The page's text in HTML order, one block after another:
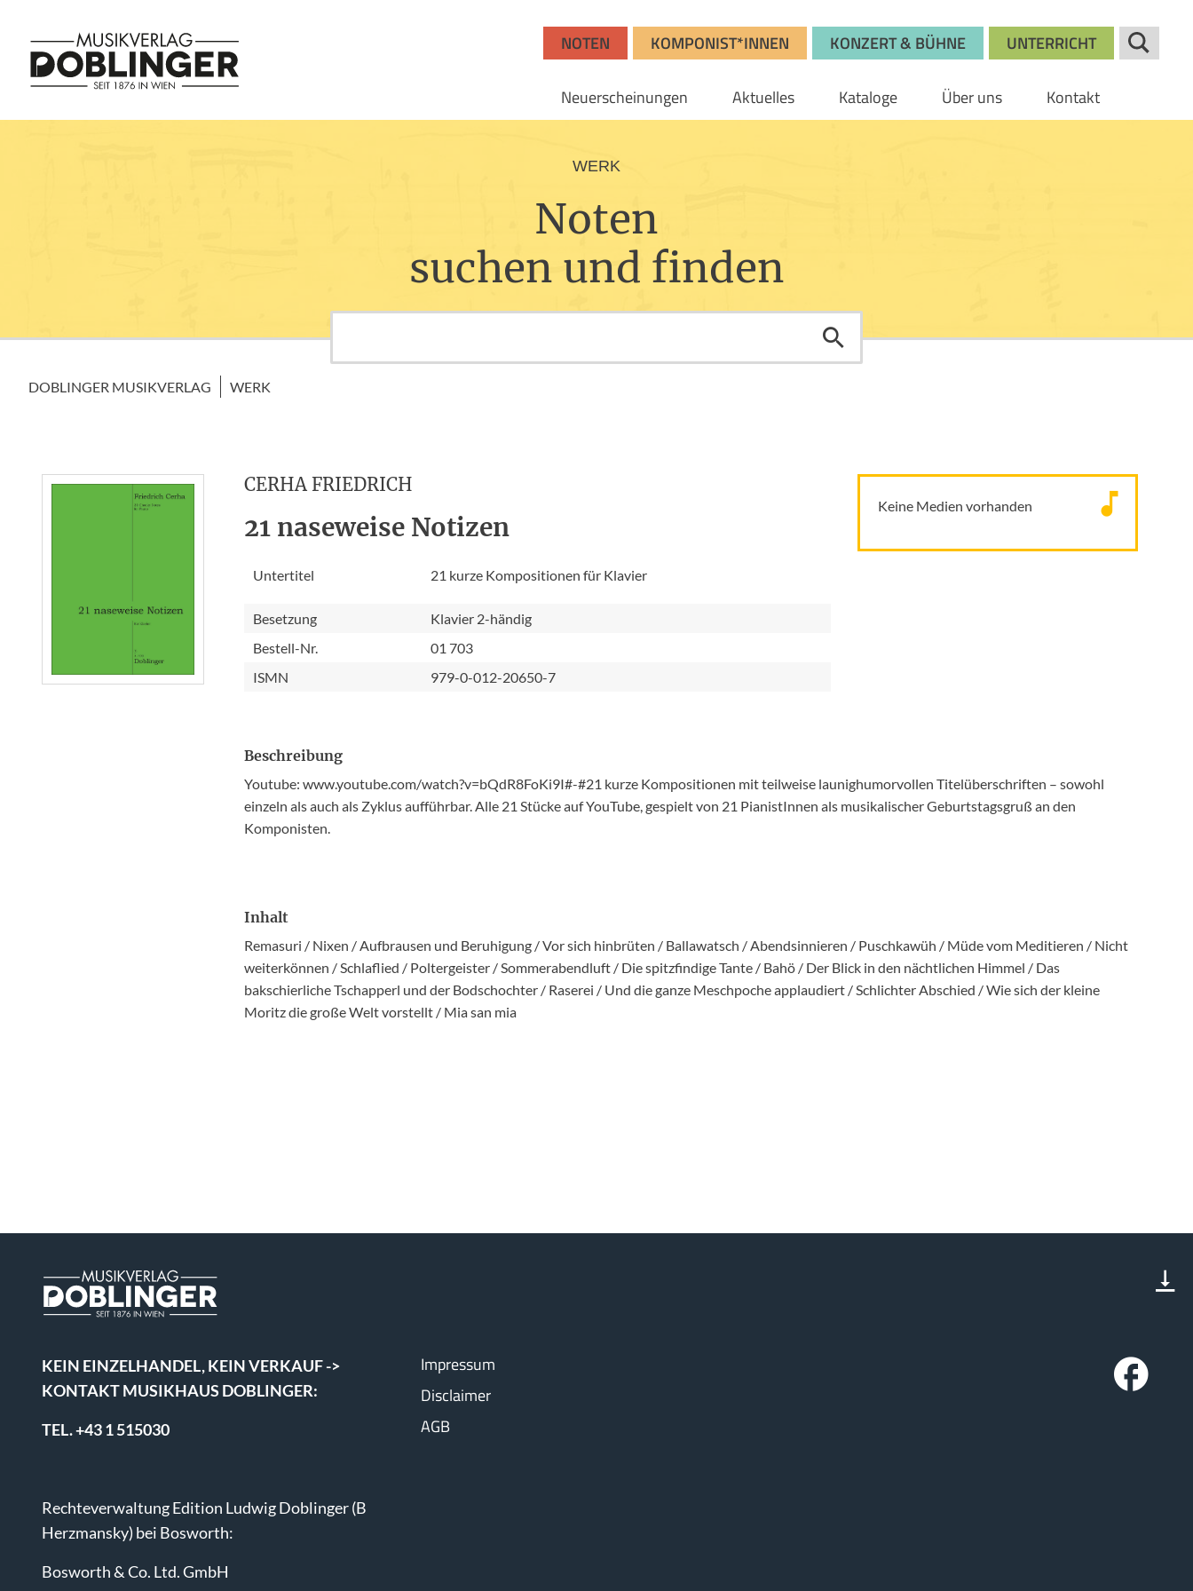
NOTEN KOMPONIST*INNEN KONZERT & BÜHNE UNTERRICHT
Neuerscheinungen Aktuelles Kataloge Über uns Kontakt
WERK
Noten
suchen und finden
DOBLINGER MUSIKVERLAG WERK
CERHA FRIEDRICH
21 naseweise Notizen
Untertitel 21 kurze Kompositionen für Klavier
Besetzung
Klavier 2-händig
Bestell-Nr.
01 703
ISMN
979-0-012-20650-7
Keine Medien vorhanden
Beschreibung
Youtube: www.youtube.com/watch?v=bQdR8FoKi9I#-#21 kurze Kompositionen mit teilweise launighumorvollen Titelüberschriften – sowohl
einzeln als auch als Zyklus aufführbar. Alle 21 Stücke auf YouTube, gespielt von 21 PianistInnen als musikalischer Geburtstagsgruß an den
Komponisten.
Inhalt
Remasuri / Nixen / Aufbrausen und Beruhigung / Vor sich hinbrüten / Ballawatsch / Abendsinnieren / Puschkawüh / Müde vom Meditieren / Nicht
weiterkönnen / Schlaflied / Poltergeister / Sommerabendluft / Die spitzfindige Tante / Bahö / Der Blick in den nächtlichen Himmel / Das
bakschierliche Tschapperl und der Bodschochter / Raserei / Und die ganze Meschpoche applaudiert / Schlichter Abschied / Wie sich der kleine
Moritz die große Welt vorstellt / Mia san mia
KEIN EINZELHANDEL, KEIN VERKAUF ->
KONTAKT MUSIKHAUS DOBLINGER:
TEL. +43 1 515030
Rechteverwaltung Edition Ludwig Doblinger (B
Herzmansky) bei Bosworth:
Bosworth & Co. Ltd. GmbH
Impressum
Disclaimer
AGB